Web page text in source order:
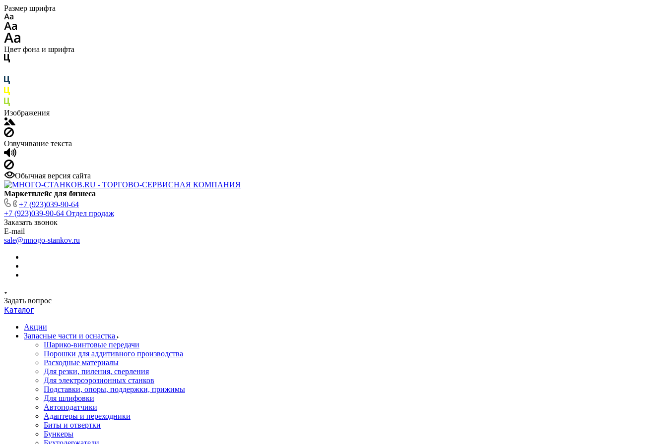
Размер шрифта
Цвет фона и шрифта
Изображения
Озвучивание текста
Обычная версия сайта
Маркетплейс для бизнеса
+7 (923)039-90-64
+7 (923)039-90-64 Отдел продаж
Заказать звонок
E-mail
sale@mnogo-stankov.ru
Задать вопрос
Каталог
Акции
Запасные части и оснастка
Шарико-винтовые передачи
Порошки для аддитивного производства
Расходные материалы
Для резки, пиления, сверления
Для электроэрозионных станков
Подставки, опоры, поддержки, прижимы
Для шлифовки
Автоподатчики
Адаптеры и переходники
Биты и отвертки
Бункеры